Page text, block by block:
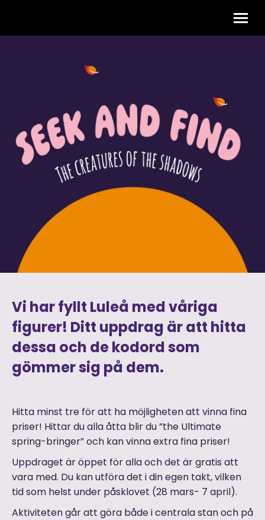
Vi har fyllt Luleå med våriga
figurer! Ditt uppdrag är att hitta
dessa och de kodord som
gömmer sig på dem.
Hitta minst tre för att ha möjligheten att vinna fina
priser! Hittar du alla åtta blir du ”the Ultimate
spring-bringer” och kan vinna extra fina priser!
Uppdraget är öppet för alla och det är gratis att
vara med. Du kan utföra det i din egen takt, vilken
tid som helst under påsklovet (28 mars- 7 april).
Aktiviteten går att göra både i centrala stan och på